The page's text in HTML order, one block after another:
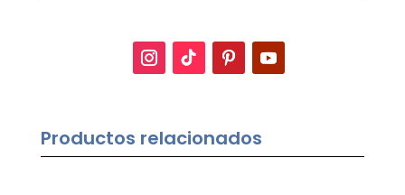
Productos relacionados